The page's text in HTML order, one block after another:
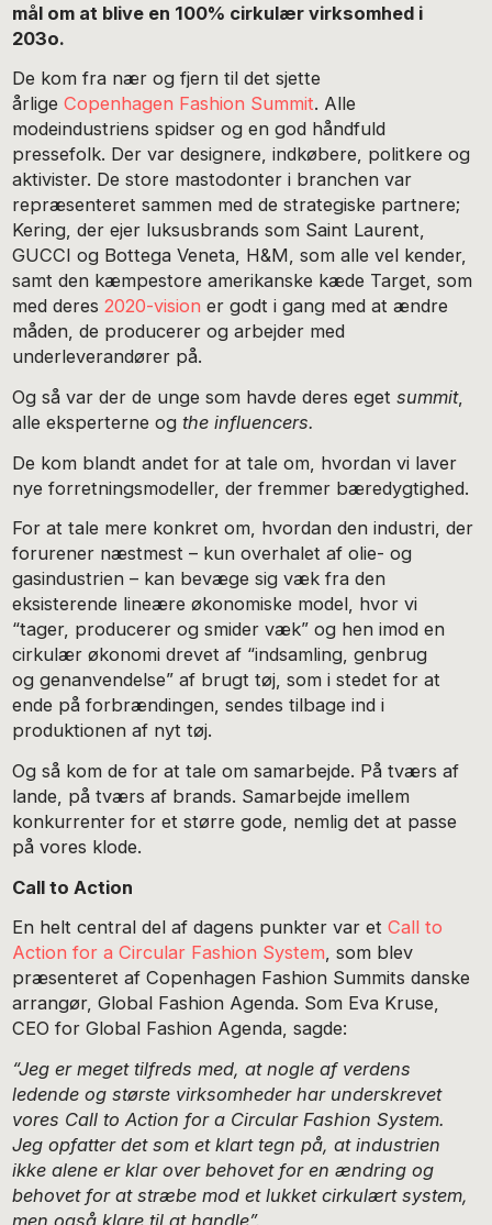
mål om at blive en 100% cirkulær virksomhed i
203o.
De kom fra nær og fjern til det sjette
årligeCopenhagen Fashion Summit. Alle
modeindustriens spidser og en god håndfuld
pressefolk. Der var designere, indkøbere, politkere og
aktivister. De store mastodonter i branchen var
repræsenteret sammen med de strategiske partnere;
Kering, der ejer luksusbrands som Saint Laurent,
GUCCI og Bottega Veneta, H&M, som alle vel kender,
samt den kæmpestore amerikanske kæde Target, som
med deres2020-vision er godt i gang med at ændre
måden, de producerer og arbejder med
underleverandører på.
Og så var der de unge som havde deres egetsummit,
alle eksperterne ogthe influencers.
De kom blandt andet for at tale om, hvordan vi laver
nye forretningsmodeller, der fremmer bæredygtighed.
For at tale mere konkret om, hvordan den industri, der
forurener næstmest – kun overhalet af olie- og
gasindustrien – kan bevæge sig væk fra den
eksisterende lineære økonomiske model, hvor vi
“tager, producerer og smider væk” og hen imod en
cirkulær økonomi drevet af “indsamling, genbrug
og genanvendelse” af brugt tøj, som i stedet for at
ende på forbrændingen, sendes tilbage ind i
produktionen af nyt tøj.
Og så kom de for at tale om samarbejde. På tværs af
lande, på tværs af brands. Samarbejde imellem
konkurrenter for et større gode, nemlig det at passe
på vores klode.
Call to Action
En helt central del af dagens punkter var etCall to
Action for a Circular Fashion System, som blev
præsenteret af Copenhagen Fashion Summits danske
arrangør, Global Fashion Agenda. Som Eva Kruse,
CEO for Global Fashion Agenda, sagde:
“Jeg er meget tilfreds med, at nogle af verdens
ledende og største virksomheder har underskrevet
vores Call to Action for a Circular Fashion System.
Jeg opfatter det som et klart tegn på, at industrien
ikke alene er klar over behovet for en ændring og
behovet for at stræbe mod et lukket cirkulært system,
men også klare til at handle”.